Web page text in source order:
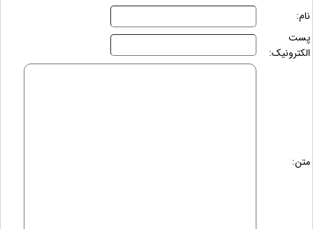
نام:
پست
الکترونیک:
متن: